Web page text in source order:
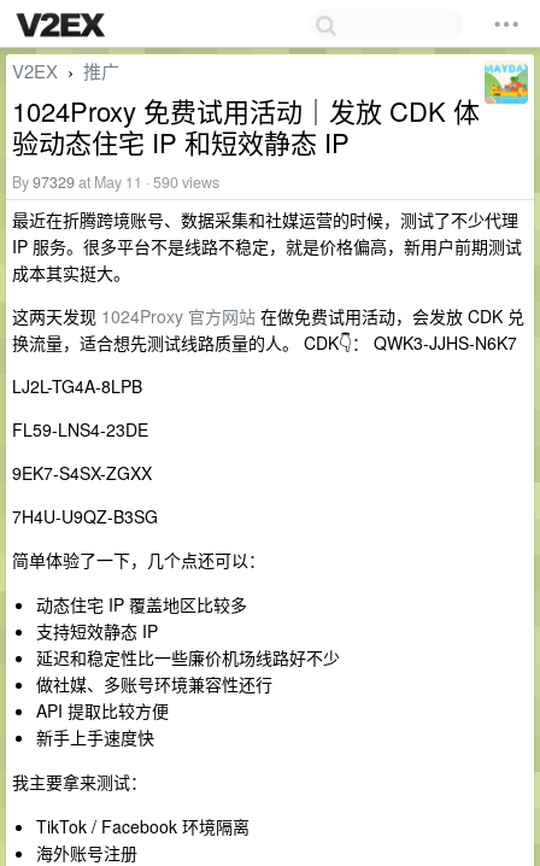
V2EX › 推广
1024Proxy 免费试用活动｜发放 CDK 体
验动态住宅 IP 和短效静态 IP
By97329at May 11 · 590 views
最近在折腾跨境账号、数据采集和社媒运营的时候，测试了不少代理
IP 服务。很多平台不是线路不稳定，就是价格偏高，新用户前期测试
成本其实挺大。
这两天发现 1024Proxy 官方网站 在做免费试用活动，会发放 CDK 兑
换流量，适合想先测试线路质量的人。 CDK👇： QWK3-JJHS-N6K7
LJ2L-TG4A-8LPB
FL59-LNS4-23DE
9EK7-S4SX-ZGXX
7H4U-U9QZ-B3SG
简单体验了一下，几个点还可以：
动态住宅 IP 覆盖地区比较多
支持短效静态 IP
延迟和稳定性比一些廉价机场线路好不少
做社媒、多账号环境兼容性还行
API 提取比较方便
新手上手速度快
我主要拿来测试：
TikTok / Facebook 环境隔离
海外账号注册